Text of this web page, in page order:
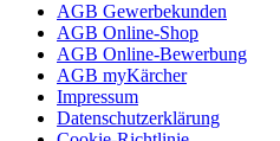
AGB Gewerbekunden
AGB Online-Shop
AGB Online-Bewerbung
AGB myKärcher
Impressum
Datenschutzerklärung